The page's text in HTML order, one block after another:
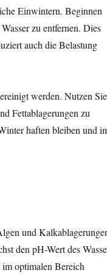
Einwintern. Beginnen
zu entfernen. Dies
auch die Belastung
werden. Nutzen Sie
Fettablagerungen zu
haften bleiben und
und
den pH-Wert des
optimalen Bereich